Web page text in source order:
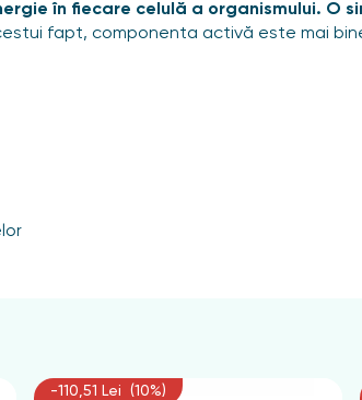
în fiecare celulă a organismului. O
fapt, componenta activă este mai
30 de ani
Deja după 30 de ani, sinteza
-110,51 Lei (10%)